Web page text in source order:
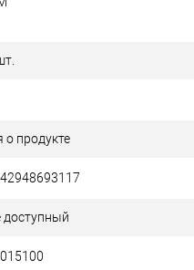
продукте
доступный